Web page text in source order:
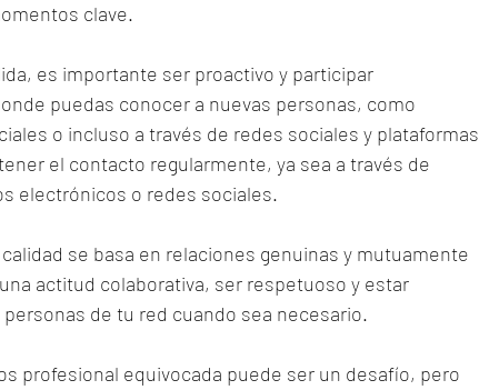
clave.
es importante ser proactivo y participar
puedas conocer a nuevas personas, como
o incluso a través de redes sociales y plataformas
el contacto regularmente, ya sea a través de
electrónicos o redes sociales.
se basa en relaciones genuinas y mutuamente
actitud colaborativa, ser respetuoso y estar
de tu red cuando sea necesario.
profesional equivocada puede ser un desafío, pero